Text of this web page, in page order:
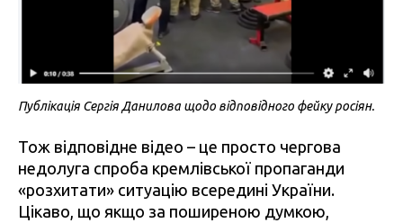
Публікація Сергія Данилова щодо відповідного фейку росіян.
Тож відповідне відео – це просто чергова
недолуга спроба кремлівської пропаганди
«розхитати» ситуацію всередині України.
Цікаво, що якщо за поширеною думкою,